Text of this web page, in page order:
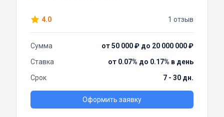
4.0 1 отзыв
Сумма
от 50 000 ₽ до 20 000 000 ₽
Ставка
от 0.07% до 0.17% в день
Срок
7 - 30 дн.
Оформить заявку